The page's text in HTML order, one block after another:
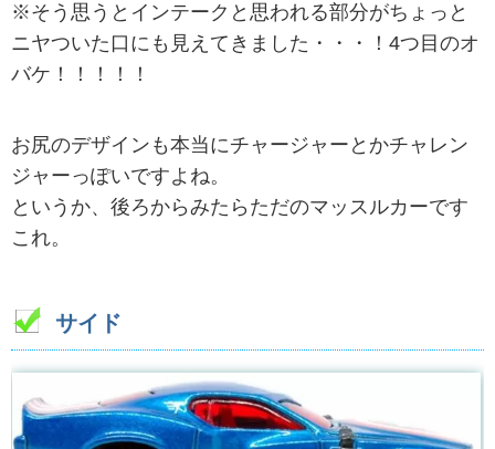
※そう思うとインテークと思われる部分がちょっと
ニヤついた口にも見えてきました・・・！4つ目のオ
バケ！！！！！
お尻のデザインも本当にチャージャーとかチャレン
ジャーっぽいですよね。
というか、後ろからみたらただのマッスルカーです
これ。
サイド